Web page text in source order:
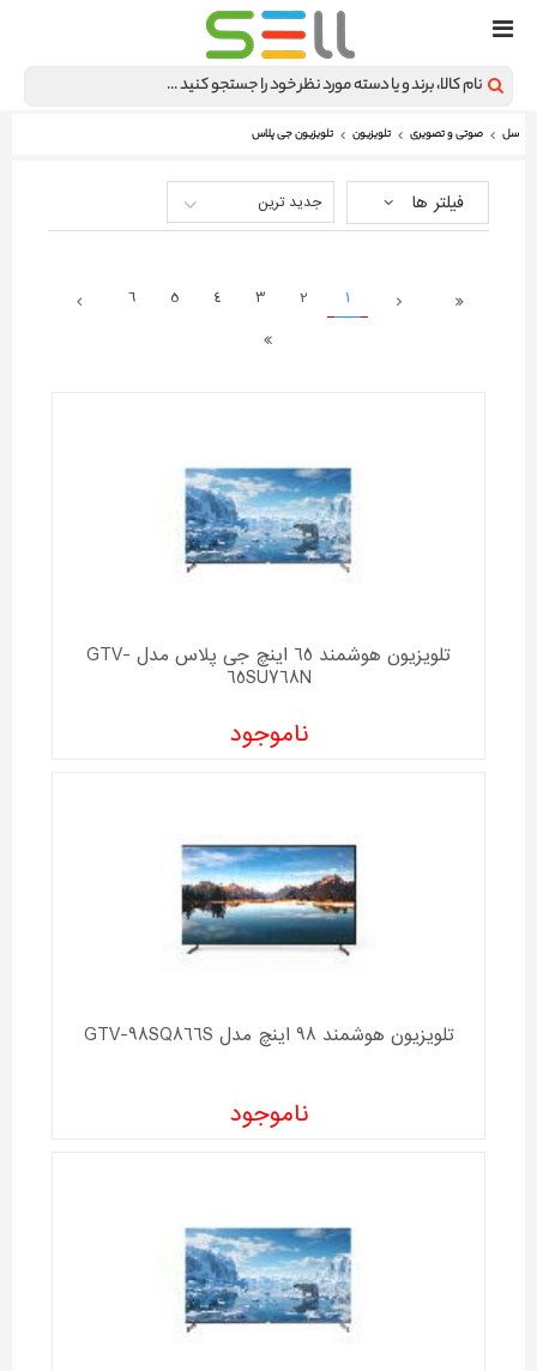
سل صوتی و تصویری تلویزیون تلویزیون جی پلاس
فیلتر ها جدید ترین
1
2
3
4
5
6
تلویزیون هوشمند 65 اینچ جی پلاس مدل GTV-
65SU768N
ناموجود
تلویزیون هوشمند 98 اینچ مدل GTV-98SQ866S
ناموجود